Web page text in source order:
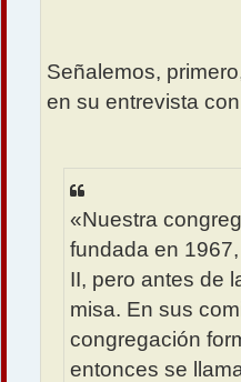
Señalemos,
en su entrevista
«Nuestra
fundada en
II, pero antes de
misa. En sus
congregación
entonces se